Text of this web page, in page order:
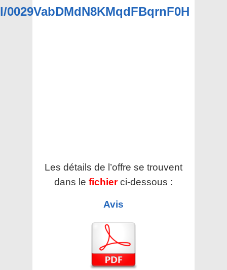
Les détails de l’offre se trouvent
dans le fichier ci-dessous :
Avis